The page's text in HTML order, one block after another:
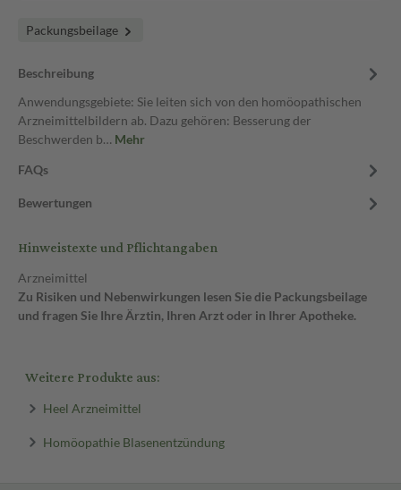
Packungsbeilage
Beschreibung
Anwendungsgebiete: Sie leiten sich von den homöopathischen
Arzneimittelbildern ab. Dazu gehören: Besserung der
Beschwerden b… Mehr
FAQs
Bewertungen
Hinweistexte und Pflichtangaben
Arzneimittel
Zu Risiken und Nebenwirkungen lesen Sie die Packungsbeilage
und fragen Sie Ihre Ärztin, Ihren Arzt oder in Ihrer Apotheke.
Weitere Produkte aus:
Heel Arzneimittel
Homöopathie Blasenentzündung